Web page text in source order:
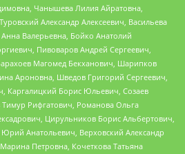
Чанышева Лилия Айратовна,
Александр Алексеевич, Васильева
Валерьевна, Бойко Анатолий
Пивоваров Андрей Сергеевич,
Магомед Бекханович, Шарипков
Ароновна, Шведов Григорий Сергеевич,
Каргалицкий Борис Юльевич, Созаев
Рифгатович, Романова Ольга
Цирульников Борис Альбертович,
Анатольевич, Верховский Александр
Петровна, Кочеткова Татьяна